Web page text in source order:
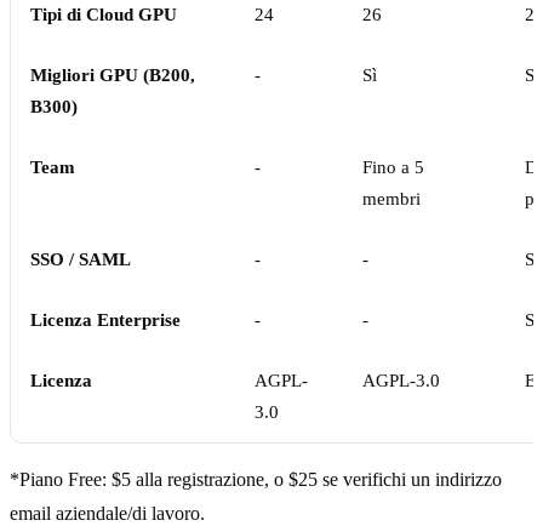
Tipi di Cloud GPU 24 26 26
Migliori GPU (B200,
B300)
- Sì Sì
Team -
Fino a 5
membri
SSO / SAML - - Sì
Licenza Enterprise - - Sì
Licenza
AGPL-
3.0
AGPL-3.0
*Piano Free: $5 alla registrazione, o $25 se verifichi un indirizzo
email aziendale/di lavoro.